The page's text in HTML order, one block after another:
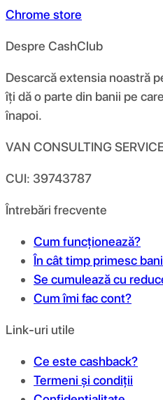
Chrome store
Despre CashClub
Descarcă extensia noastră
îți dă o parte din banii pe
înapoi.
VAN CONSULTING
CUI: 39743787
Întrebări frecvente
Cum funcționează?
În cât timp primesc
Se cumulează cu
Cum îmi fac cont?
Link-uri utile
Ce este cashback?
Termeni și condiții